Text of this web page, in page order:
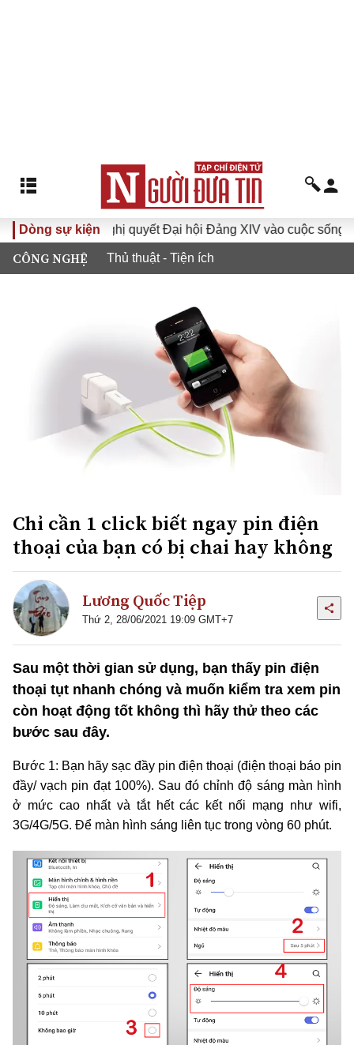
Dòng sự kiện
Đưa Nghị quyết Đại hội Đảng XIV vào cuộc sống
CÔNG NGHỆ Thủ thuật - Tiện ích
Chỉ cần 1 click biết ngay pin điện
thoại của bạn có bị chai hay không
Lương Quốc Tiệp
Thứ 2, 28/06/2021 19:09 GMT+7
Sau một thời gian sử dụng, bạn thấy pin điện
thoại tụt nhanh chóng và muốn kiểm tra xem pin
còn hoạt động tốt không thì hãy thử theo các
bước sau đây.
Bước 1: Bạn hãy sạc đầy pin điện thoại (điện thoại báo pin
đầy/ vạch pin đạt 100%). Sau đó chỉnh độ sáng màn hình
ở mức cao nhất và tắt hết các kết nối mạng như wifi,
3G/4G/5G. Để màn hình sáng liên tục trong vòng 60 phút.